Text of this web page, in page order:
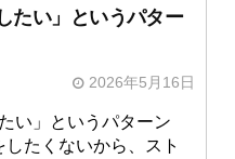
たい」というパター
2026年5月16日
い」というパターン
たくないから、スト